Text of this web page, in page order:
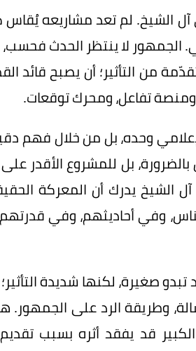
الشيخ. لم تعد مشاريعه يُقاس
الجمهور لا ينتظر الحدث
من التأثير؛ أن يصبح قائد
تفاعل، ومحرك توقعات.
وحده، بل من خلال فهم
بل للمشروع الأقدر
يدرك أن المعركة
وفي أحاديثهم، وفي
صغيرة، لكنها شديدة
وطريقة الرد على الجمهور.
قد يفقد أثره بسبب